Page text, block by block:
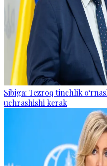
Sibiga: Tezroq tinchlik
uchrashishi kerak